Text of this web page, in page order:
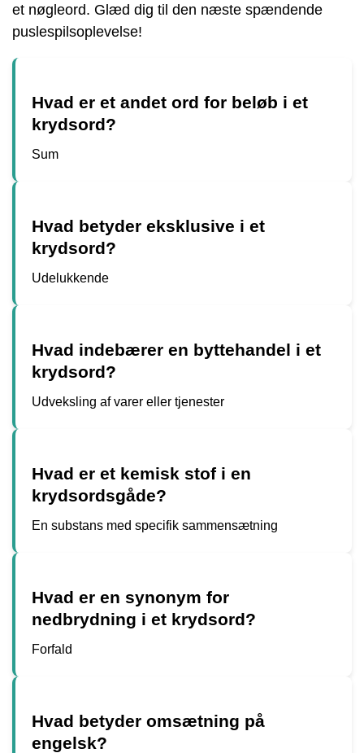
et nøgleord. Glæd dig til den næste spændende
puslespilsoplevelse!
Hvad er et andet ord for beløb i et
krydsord?
Sum
Hvad betyder eksklusive i et
krydsord?
Udelukkende
Hvad indebærer en byttehandel i et
krydsord?
Udveksling af varer eller tjenester
Hvad er et kemisk stof i en
krydsordsgåde?
En substans med specifik sammensætning
Hvad er en synonym for
nedbrydning i et krydsord?
Forfald
Hvad betyder omsætning på
engelsk?